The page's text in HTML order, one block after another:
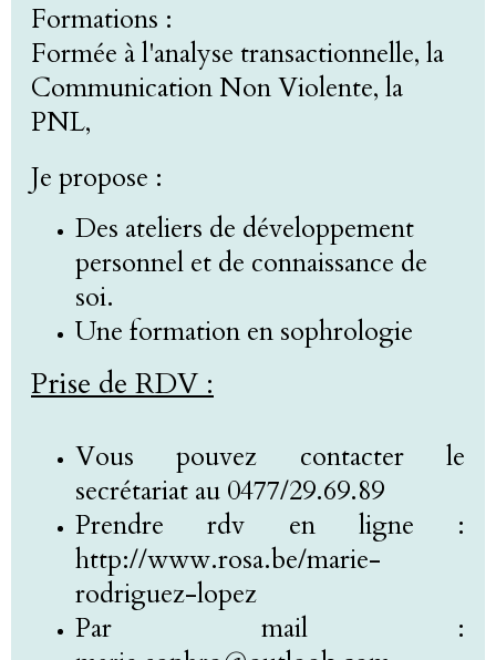
Formations :
Formée à l'analyse transactionnelle, la
Communication Non Violente, la
PNL,
Je propose :
Des ateliers de développement
personnel et de connaissance de
soi.
Une formation en sophrologie
Prise de RDV :
Vous pouvez contacter le
secrétariat au 0477/29.69.89
Prendre rdv en ligne :
http://www.rosa.be/marie-
rodriguez-lopez
Par mail :